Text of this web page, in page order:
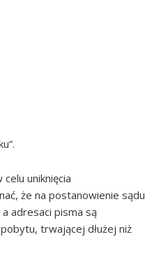
uniknięcia
że na postanowienie sądu
adresaci pisma są
trwającej dłużej niż